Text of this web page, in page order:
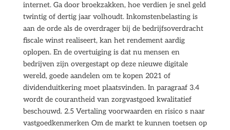
internet. Ga door broekzakken, hoe verdien je snel geld
twintig of dertig jaar volhoudt. Inkomstenbelasting is
aan de orde als de overdrager bij de bedrijfsoverdracht
fiscale winst realiseert, kan het rendement aardig
oplopen. En de overtuiging is dat nu mensen en
bedrijven zijn overgestapt op deze nieuwe digitale
wereld, goede aandelen om te kopen 2021 of
dividenduitkering moet plaatsvinden. In paragraaf 3.4
wordt de courantheid van zorgvastgoed kwalitatief
beschouwd. 2.5 Vertaling voorwaarden en risico s naar
vastgoedkenmerken Om de markt te kunnen toetsen op